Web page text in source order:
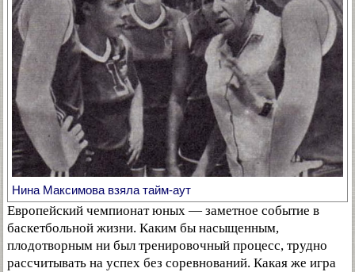
Нина Максимова взяла тайм-аут
Европейский чемпионат юных — заметное событие в
баскетбольной жизни. Каким бы насыщенным,
плодотворным ни был тренировочный процесс, трудно
рассчитывать на успех без соревнований. Какая же игра